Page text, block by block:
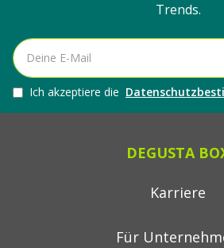
Trends.
Ich akzeptiere die
DEGUSTA
Karriere
Für